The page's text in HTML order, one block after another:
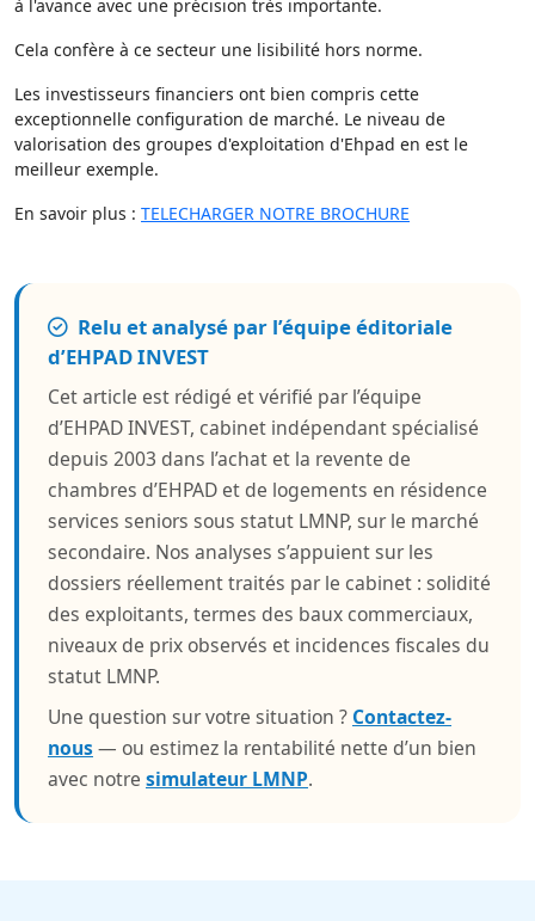
à l'avance avec une précision très importante.
Cela confère à ce secteur une lisibilité hors norme.
Les investisseurs financiers ont bien compris cette
exceptionnelle configuration de marché. Le niveau de
valorisation des groupes d'exploitation d'Ehpad en est le
meilleur exemple.
En savoir plus : TELECHARGER NOTRE BROCHURE
Relu et analysé par l’équipe éditoriale
d’EHPAD INVEST
Cet article est rédigé et vérifié par l’équipe
d’EHPAD INVEST, cabinet indépendant spécialisé
depuis 2003 dans l’achat et la revente de
chambres d’EHPAD et de logements en résidence
services seniors sous statut LMNP, sur le marché
secondaire. Nos analyses s’appuient sur les
dossiers réellement traités par le cabinet : solidité
des exploitants, termes des baux commerciaux,
niveaux de prix observés et incidences fiscales du
statut LMNP.
Une question sur votre situation ? Contactez-
nous— ou estimez la rentabilité nette d’un bien
avec notre simulateur LMNP.